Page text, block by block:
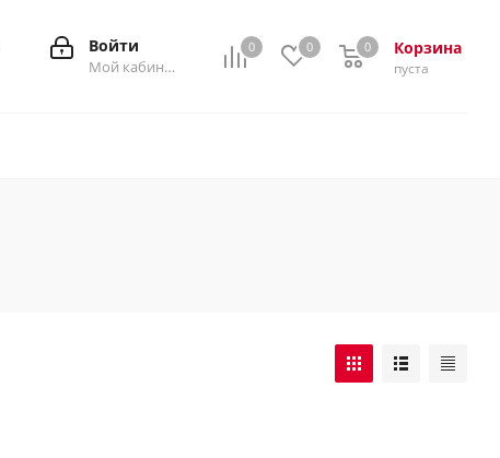
0 0 Корзина
0
пуста
0
Войти
Мой кабинет